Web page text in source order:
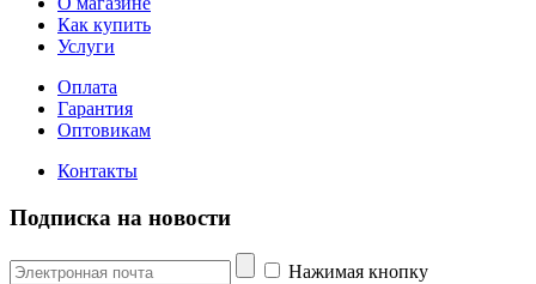
Как купить
Услуги
Оплата
Гарантия
Оптовикам
Контакты
Подписка на новости
Нажимая кнопку